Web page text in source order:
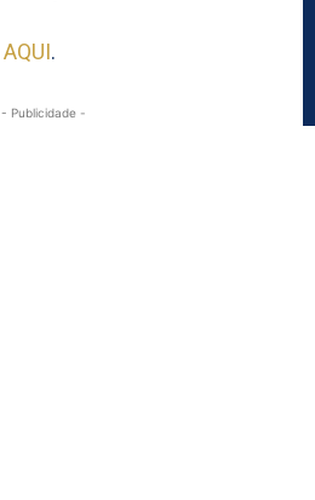
AQUI.
- Publicidade -